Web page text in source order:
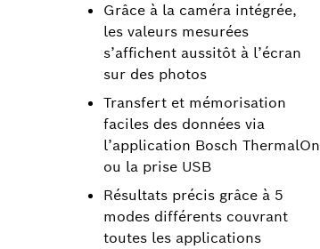
Grâce à la caméra intégrée,
les valeurs mesurées
s’affichent aussitôt à l’écran
sur des photos
Transfert et mémorisation
faciles des données via
l’application Bosch ThermalOn
ou la prise USB
Résultats précis grâce à 5
modes différents couvrant
toutes les applications